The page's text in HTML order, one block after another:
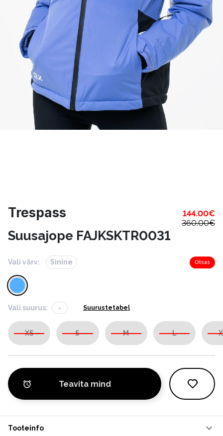
Trespass 144.00€
360.00€
Suusajope FAJKSKTR0031
Vali värv: Sinine Otsas
Vali suurus: - Suurustetabel
XS S M L
Teavita mind
Tooteinfo